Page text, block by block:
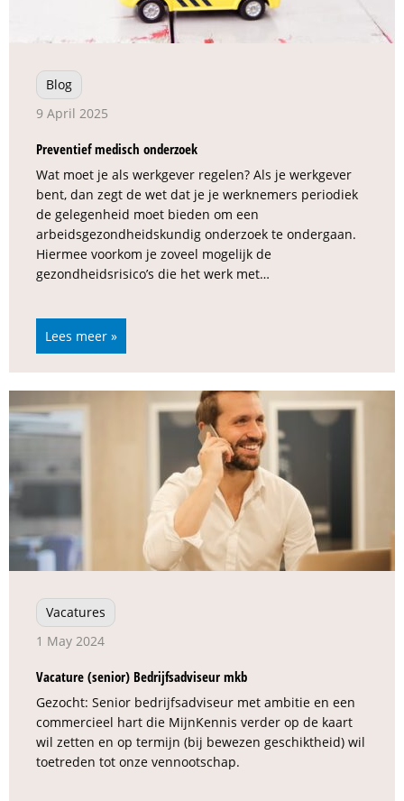
Blog
9 April 2025
Preventief medisch onderzoek
Wat moet je als werkgever regelen? Als je werkgever
bent, dan zegt de wet dat je je werknemers periodiek
de gelegenheid moet bieden om een
arbeidsgezondheidskundig onderzoek te ondergaan.
Hiermee voorkom je zoveel mogelijk de
gezondheidsrisico’s die het werk met…
Lees meer »
Vacatures
1 May 2024
Vacature (senior) Bedrijfsadviseur mkb
Gezocht: Senior bedrijfsadviseur met ambitie en een
commercieel hart die MijnKennis verder op de kaart
wil zetten en op termijn (bij bewezen geschiktheid) wil
toetreden tot onze vennootschap.